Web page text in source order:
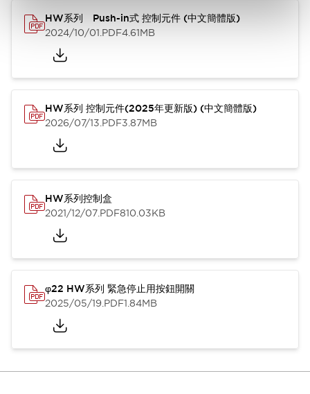
HW系列 Push-in式 控制元件 (中文簡體版)
2024/10/01.PDF4.61MB
HW系列 控制元件(2025年更新版) (中文簡體版)
2026/07/13.PDF3.87MB
HW系列控制盒
2021/12/07.PDF810.03KB
φ22 HW系列 緊急停止用按鈕開關
2025/05/19.PDF1.84MB